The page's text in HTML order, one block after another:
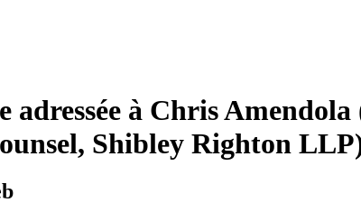
à Chris Amendola
Shibley Righton